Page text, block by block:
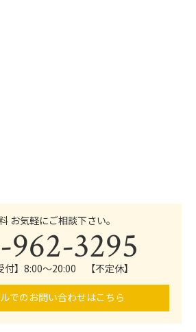
お気軽にご相談下さい。
962-3295
付】8:00～20:00 【不定休】
でのお問い合わせはこちら